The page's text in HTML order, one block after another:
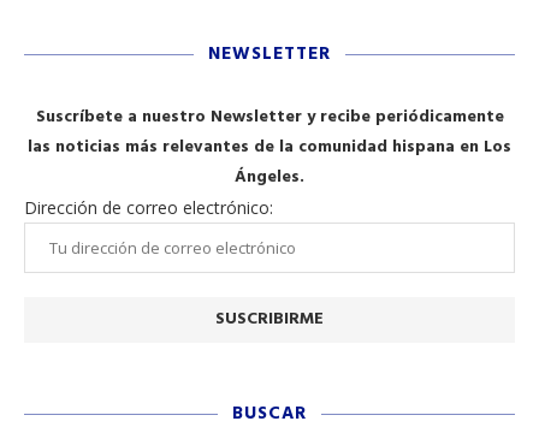
NEWSLETTER
Suscríbete a nuestro Newsletter y recibe periódicamente
las noticias más relevantes de la comunidad hispana en Los
Ángeles.
Dirección de correo electrónico:
BUSCAR